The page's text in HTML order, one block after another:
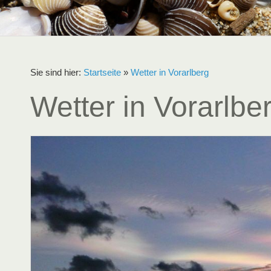
Sie sind hier: Startseite » Wetter in Vorarlberg
Wetter in